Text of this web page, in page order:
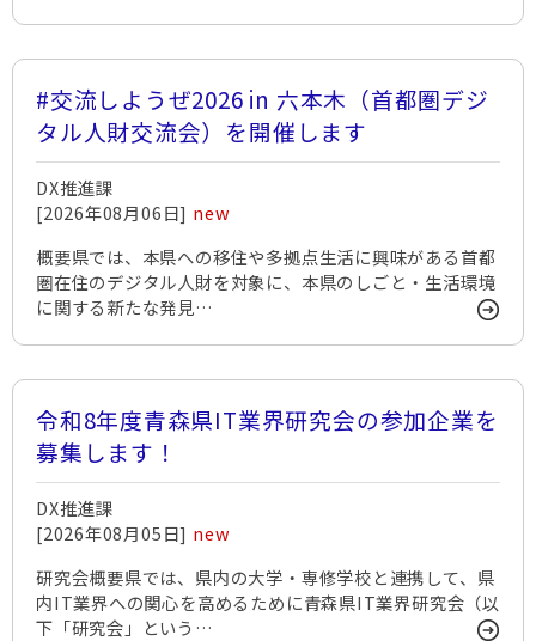
#交流しようぜ2026 in 六本木（首都圏デジ
タル人財交流会）を開催します
DX推進課
[2026年08月06日] new
概要県では、本県への移住や多拠点生活に興味がある首都
圏在住のデジタル人財を対象に、本県のしごと・生活環境
に関する新たな発見…
令和8年度青森県IT業界研究会の参加企業を
募集します！
DX推進課
[2026年08月05日] new
研究会概要県では、県内の大学・専修学校と連携して、県
内IT業界への関心を高めるために青森県IT業界研究会（以
下「研究会」という…